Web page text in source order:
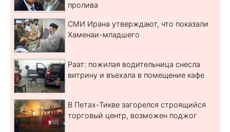
пролива
СМИ Ирана утверждают, что показали
Хаменаи-младшего
Раат: пожилая водительница снесла
витрину и въехала в помещение кафе
В Петах-Тикве загорелся строящийся
торговый центр, возможен поджог